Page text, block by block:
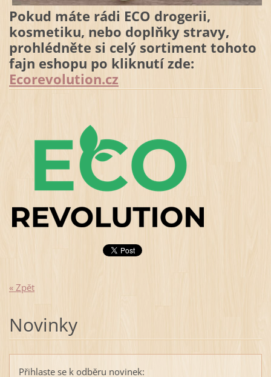
Pokud máte rádi ECO drogerii,
kosmetiku, nebo doplňky stravy,
prohlédněte si celý sortiment tohoto
fajn eshopu po kliknutí zde:
Ecorevolution.cz
« Zpět
Novinky
Přihlaste se k odběru novinek: